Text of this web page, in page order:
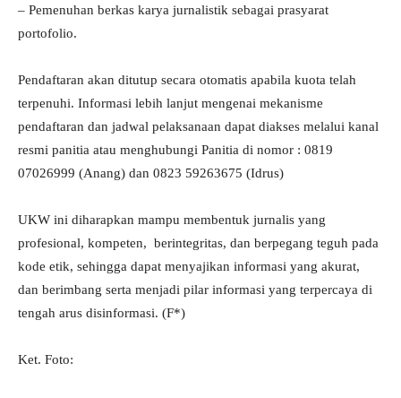
– Pemenuhan berkas karya jurnalistik sebagai prasyarat
portofolio.
Pendaftaran akan ditutup secara otomatis apabila kuota telah
terpenuhi. Informasi lebih lanjut mengenai mekanisme
pendaftaran dan jadwal pelaksanaan dapat diakses melalui kanal
resmi panitia atau menghubungi Panitia di nomor : 0819
07026999 (Anang) dan 0823 59263675 (Idrus)
UKW ini diharapkan mampu membentuk jurnalis yang
profesional, kompeten, berintegritas, dan berpegang teguh pada
kode etik, sehingga dapat menyajikan informasi yang akurat,
dan berimbang serta menjadi pilar informasi yang terpercaya di
tengah arus disinformasi. (F*)
Ket. Foto: